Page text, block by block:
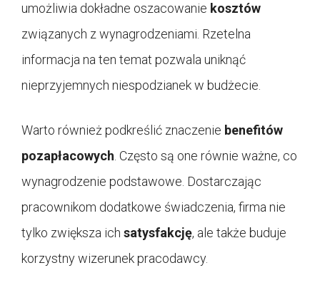
umożliwia dokładne oszacowanie kosztów
związanych z wynagrodzeniami. Rzetelna
informacja na ten temat pozwala uniknąć
nieprzyjemnych niespodzianek w budżecie.
Warto również podkreślić znaczenie benefitów
pozapłacowych. Często są one równie ważne, co
wynagrodzenie podstawowe. Dostarczając
pracownikom dodatkowe świadczenia, firma nie
tylko zwiększa ich satysfakcję, ale także buduje
korzystny wizerunek pracodawcy.